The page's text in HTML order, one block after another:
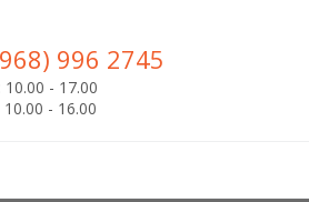
996 2745
10.00 - 17.00
10.00 - 16.00